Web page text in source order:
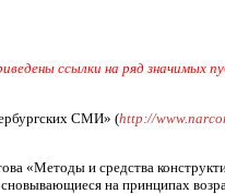
ссылки на ряд значимых
СМИ» (http://
«Методы и средства
на принципах